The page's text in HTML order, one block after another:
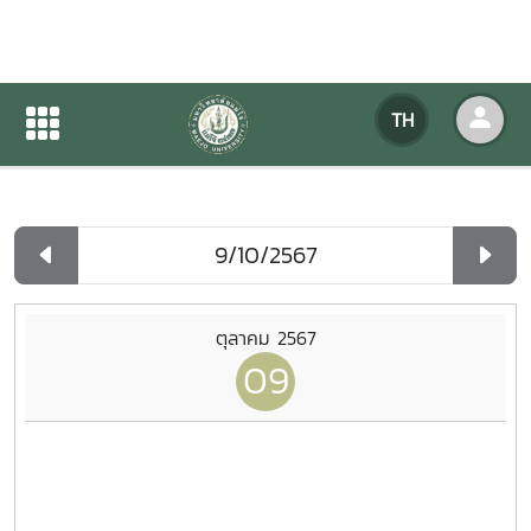
TH
ปฏิทินกิจกรรมของหน่วยงาน
ปฏิทินกิจกรรมของหน่วยงาน
ตุลาคม 2567
09